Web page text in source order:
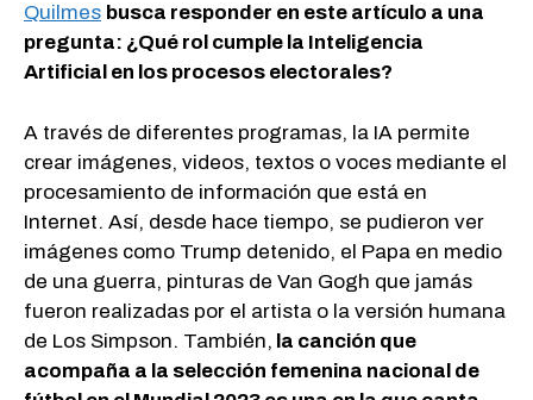
Quilmes busca responder en este artículo a una
pregunta: ¿Qué rol cumple la Inteligencia
Artificial en los procesos electorales?
A través de diferentes programas, la IA permite
crear imágenes, videos, textos o voces mediante el
procesamiento de información que está en
Internet. Así, desde hace tiempo, se pudieron ver
imágenes como Trump detenido, el Papa en medio
de una guerra, pinturas de Van Gogh que jamás
fueron realizadas por el artista o la versión humana
de Los Simpson. También, la canción que
acompaña a la selección femenina nacional de